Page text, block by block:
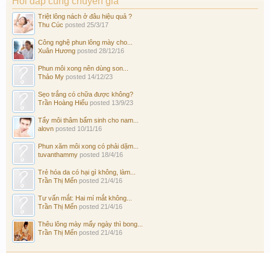
Triệt lông nách ở đâu hiệu quả ?
Thu Cúc posted 25/3/17
Công nghệ phun lông mày cho...
Xuân Hương posted 28/12/16
Phun môi xong nên dùng son...
Thảo My posted 14/12/23
Sẹo trắng có chữa được không?
Trần Hoàng Hiếu posted 13/9/23
Tẩy môi thâm bẩm sinh cho nam...
alovn posted 10/11/16
Phun xăm môi xong có phải dặm...
tuvanthammy posted 18/4/16
Trẻ hóa da có hại gì không, làm...
Trần Thị Mến posted 21/4/16
Tư vấn mắt: Hai mí mắt không...
Trần Thị Mến posted 21/4/16
Thêu lông mày mấy ngày thì bong...
Trần Thị Mến posted 21/4/16